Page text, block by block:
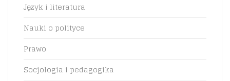
Język i literatura
Nauki o polityce
Prawo
Socjologia i pedagogika